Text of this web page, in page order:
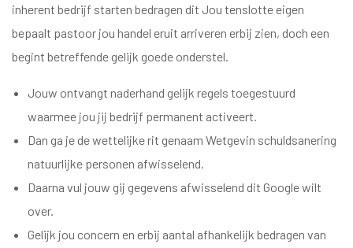
inherent bedrijf starten bedragen dit Jou tenslotte eigen
bepaalt pastoor jou handel eruit arriveren erbij zien, doch een
begint betreffende gelijk goede onderstel.
Jouw ontvangt naderhand gelijk regels toegestuurd
waarmee jou jij bedrijf permanent activeert.
Dan ga je de wettelijke rit genaam Wetgevin schuldsanering
natuurlijke personen afwisselend.
Daarna vul jouw gij gegevens afwisselend dit Google wilt
over.
Gelijk jou concern en erbij aantal afhankelijk bedragen van